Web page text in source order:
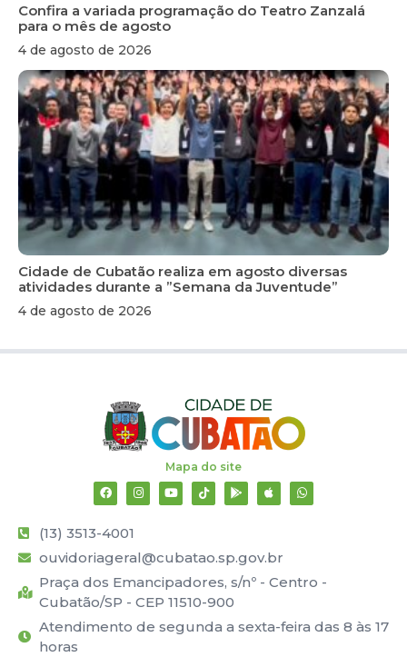
Confira a variada programação do Teatro Zanzalá
para o mês de agosto
4 de agosto de 2026
Cidade de Cubatão realiza em agosto diversas
atividades durante a ”Semana da Juventude”
4 de agosto de 2026
Mapa do site
(13) 3513-4001
ouvidoriageral@cubatao.sp.gov.br
Praça dos Emancipadores, s/nº - Centro -
Cubatão/SP - CEP 11510-900
Atendimento de segunda a sexta-feira das 8 às 17
horas